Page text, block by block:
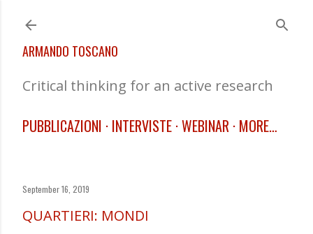
ARMANDO TOSCANO
Critical thinking for an active research
PUBBLICAZIONI INTERVISTE WEBINAR MORE…
September 16, 2019
QUARTIERI: MONDI